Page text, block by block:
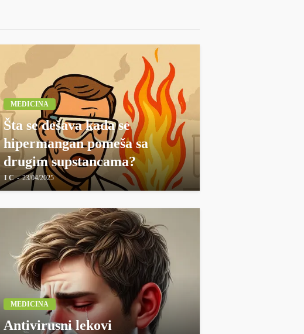
MEDICINA
Šta se dešava kada se
hipermangan pomeša sa
drugim supstancama?
I C 23/04/2025
MEDICINA
Antivirusni lekovi